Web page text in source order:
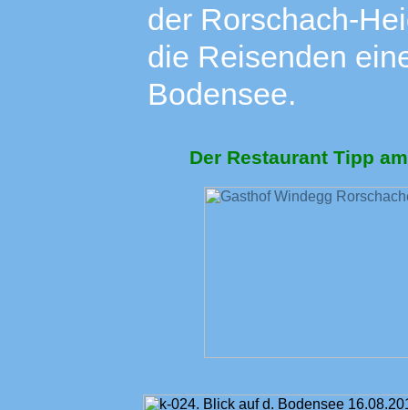
der Rorschach-
die Reisenden
Bodensee.
Der Restaurant Tipp